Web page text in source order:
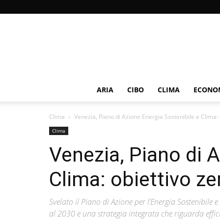
ARIA CIBO CLIMA
Clima Venezia, Piano di Azione Energia Sostenibile e
Clima
Venezia, Piano di
Clima: obiettivo
Svelato il Piano di Azione per l’Energia
al 2030 e una strategia integrata che riguarda